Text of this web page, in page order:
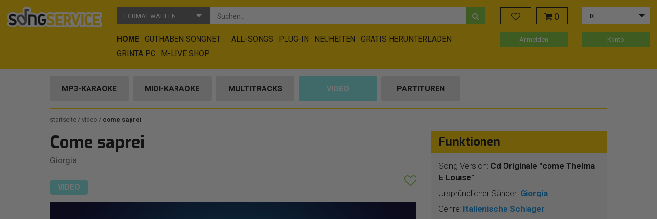
FORMAT WÄHLEN
HOME GUTHABEN SONGNET ALL-SONGS PLUG-IN NEUHEITEN
GRATIS HERUNTERLADEN
GRINTA PC
M-LIVE SHOP
0 DE
Anmelden Konto
MP3-KARAOKE MIDI-KARAOKE MULTITRACKS VIDEO PARTITUREN
startseite video come saprei
Come saprei
Giorgia
VIDEO
Funktionen
Song-Version: Cd Originale "come Thelma
E Louise"
Ursprünglicher Sänger: Giorgia
Genre: Italienische Schlager